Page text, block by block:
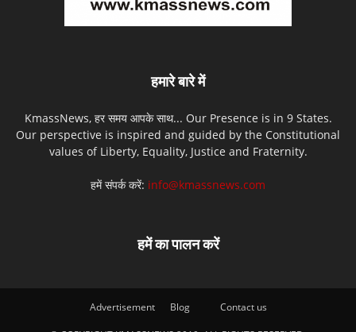
हमारे बारे में
KmassNews, हर समय आपके साथ... Our Presence is in 9 States.
Our perspective is inspired and guided by the Constitutional
values of Liberty, Equality, Justice and Fraternity.
हमें संपर्क करें: info@kmassnews.com
हमें का पालन करें
Advertisement Blog Contact us